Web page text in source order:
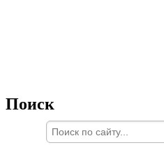
Поиск